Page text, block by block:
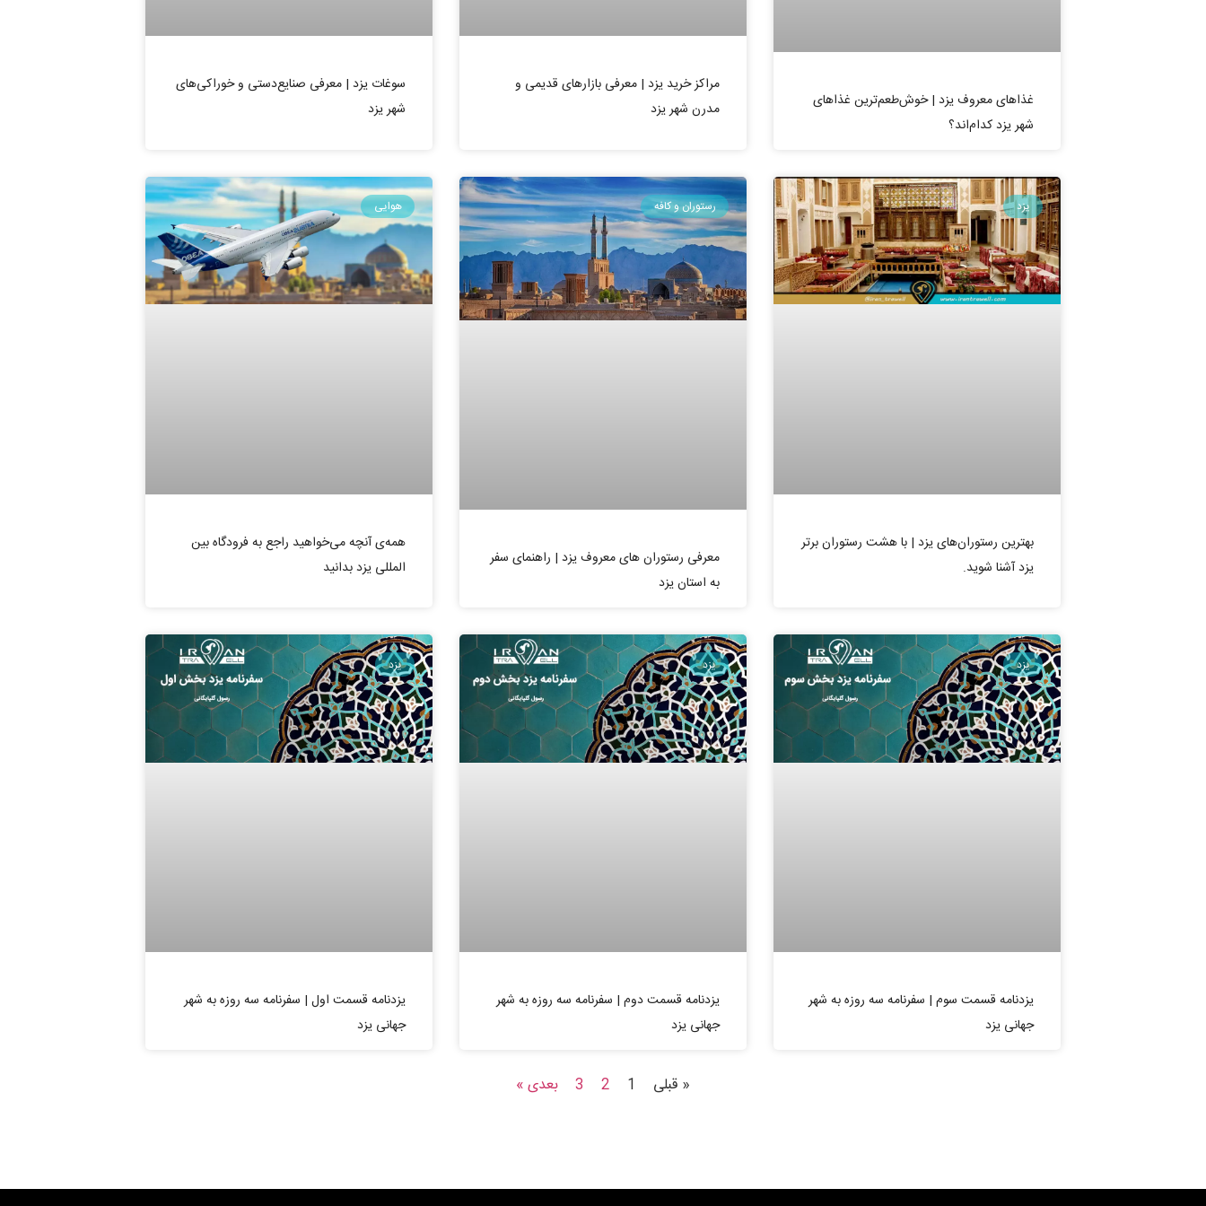
غذاهای معروف یزد | خوش‌طعم‌ترین غذاهای
شهر یزد کدام‌اند؟
مراکز خرید یزد | معرفی بازارهای قدیمی و
مدرن شهر یزد
سوغات یزد | معرفی صنایع‌دستی و خوراکی‌های
شهر یزد
یزد
بهترین رستوران‌های یزد | با هشت رستوران برتر
یزد آشنا شوید.
رستوران و کافه
معرفی رستوران های معروف یزد | راهنمای سفر
به استان یزد
هوایی
همه‌ی آنچه می‌خواهید راجع به فرودگاه بین
المللی یزد بدانید
یزد
یزدنامه قسمت سوم | سفرنامه سه روزه به شهر
جهانی یزد
یزد
یزدنامه قسمت دوم | سفرنامه سه روزه به شهر
جهانی یزد
یزد
یزدنامه قسمت اول | سفرنامه سه روزه به شهر
جهانی یزد
« قبلی 1
2
3 بعدی »